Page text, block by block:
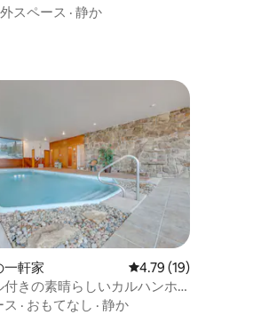
スペース · 静か
一軒家 レビュー19件、5つ
4.79 (19)
付きの素晴らしいカルハンホ
ス · おもてなし · 静か